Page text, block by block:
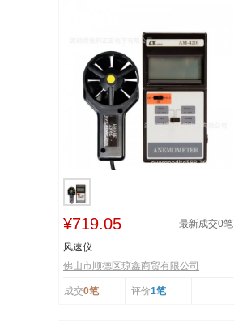
¥719.05 最新成交0笔
风速仪
佛山市顺德区琼鑫商贸有限公司
成交0笔 评价1笔